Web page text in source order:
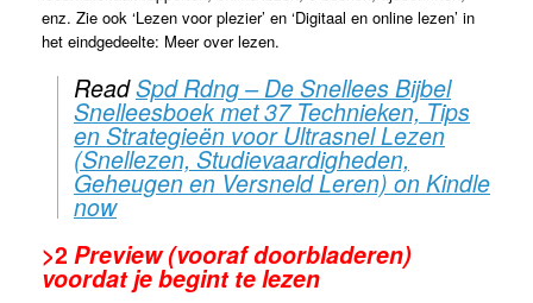
enz. Zie ook ‘Lezen voor plezier’ en ‘Digitaal en online lezen’ in
het eindgedeelte: Meer over lezen.
ReadSpd Rdng – De Snellees Bijbel
Snelleesboek met 37 Technieken, Tips
en Strategieën voor Ultrasnel Lezen
(Snellezen, Studievaardigheden,
Geheugen en Versneld Leren) on Kindle
now
>2 Preview (vooraf doorbladeren)
voordat je begint te lezen